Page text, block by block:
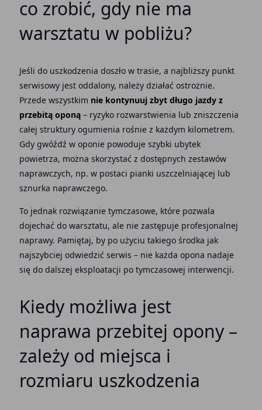
co zrobić, gdy nie ma
warsztatu w pobliżu?
Jeśli do uszkodzenia doszło w trasie, a najbliższy punkt
serwisowy jest oddalony, należy działać ostrożnie.
Przede wszystkim nie kontynuuj zbyt długo jazdy z
przebitą oponą– ryzyko rozwarstwienia lub zniszczenia
całej struktury ogumienia rośnie z każdym kilometrem.
Gdy gwóźdź w oponie powoduje szybki ubytek
powietrza, można skorzystać z dostępnych zestawów
naprawczych, np. w postaci pianki uszczelniającej lub
sznurka naprawczego.
To jednak rozwiązanie tymczasowe, które pozwala
dojechać do warsztatu, ale nie zastępuje profesjonalnej
naprawy. Pamiętaj, by po użyciu takiego środka jak
najszybciej odwiedzić serwis – nie każda opona nadaje
się do dalszej eksploatacji po tymczasowej interwencji.
Kiedy możliwa jest
naprawa przebitej opony –
zależy od miejsca i
rozmiaru uszkodzenia